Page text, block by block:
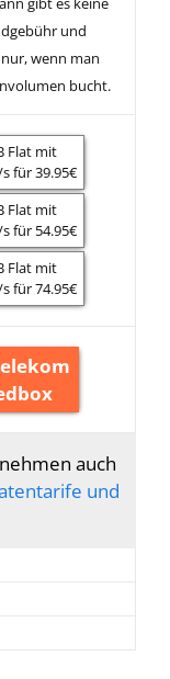
und
wenn man
bucht.
Flat mit
für 39.95€
Flat mit
für 54.95€
Flat mit
für 74.95€
auch
und